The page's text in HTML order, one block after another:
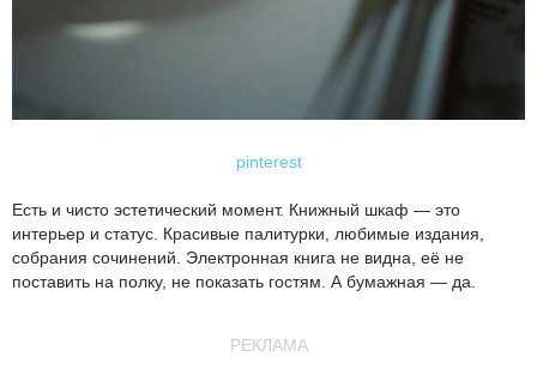
pinterest
Есть и чисто эстетический момент. Книжный шкаф — это
интерьер и статус. Красивые палитурки, любимые издания,
собрания сочинений. Электронная книга не видна, её не
поставить на полку, не показать гостям. А бумажная — да.
РЕКЛАМА